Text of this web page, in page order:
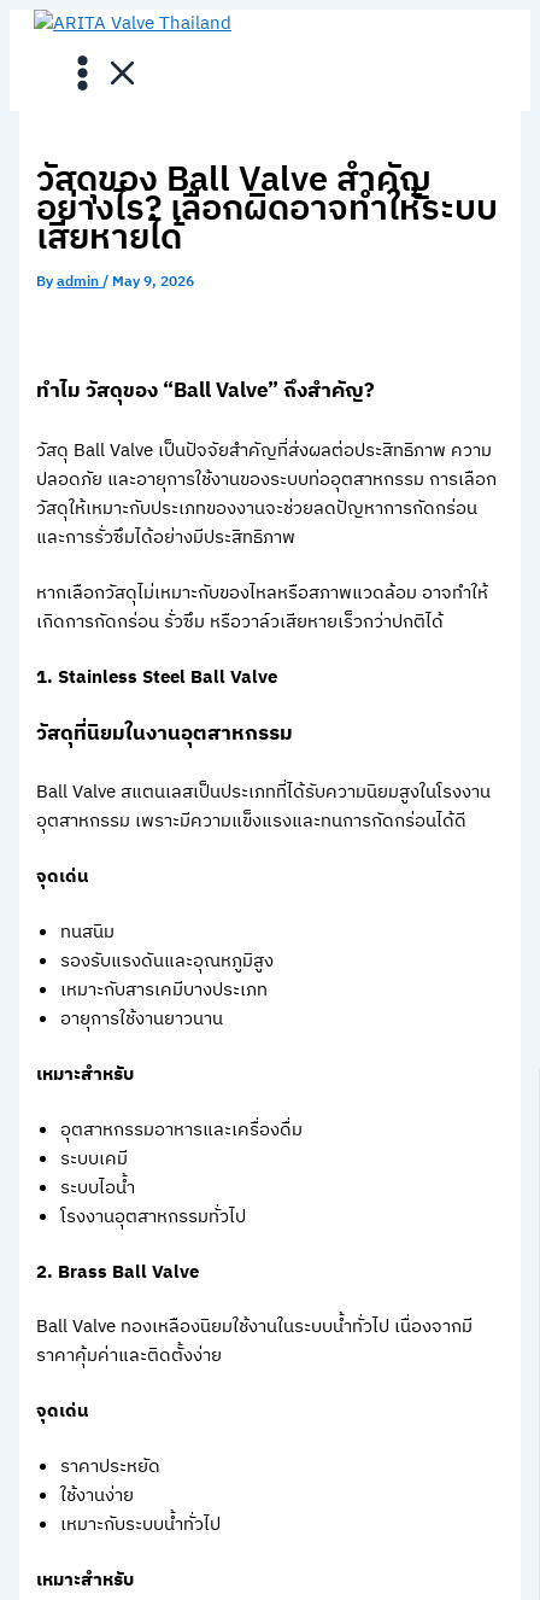
Skip
วัสดุของ Ball Valve สำคัญ
อย่างไร? เลือกผิดอาจทำให้ระบบ
เสียหายได้
Byadmin/ May 9, 2026
ทำไม วัสดุของ “Ball Valve” ถึงสำคัญ?
วัสดุ Ball Valve เป็นปัจจัยสำคัญที่ส่งผลต่อประสิทธิภาพ ความ
ปลอดภัย และอายุการใช้งานของระบบท่ออุตสาหกรรม การเลือก
วัสดุให้เหมาะกับประเภทของงานจะช่วยลดปัญหาการกัดกร่อน
และการรั่วซึมได้อย่างมีประสิทธิภาพ
หากเลือกวัสดุไม่เหมาะกับของไหลหรือสภาพแวดล้อม อาจทำให้
เกิดการกัดกร่อน รั่วซึม หรือวาล์วเสียหายเร็วกว่าปกติได้
1. Stainless Steel Ball Valve
วัสดุที่นิยมในงานอุตสาหกรรม
Ball Valve สแตนเลสเป็นประเภทที่ได้รับความนิยมสูงในโรงงาน
อุตสาหกรรม เพราะมีความแข็งแรงและทนการกัดกร่อนได้ดี
จุดเด่น
ทนสนิม
รองรับแรงดันและอุณหภูมิสูง
เหมาะกับสารเคมีบางประเภท
อายุการใช้งานยาวนาน
เหมาะสำหรับ
อุตสาหกรรมอาหารและเครื่องดื่ม
ระบบเคมี
ระบบไอน้ำ
โรงงานอุตสาหกรรมทั่วไป
2. Brass Ball Valve
Ball Valve ทองเหลืองนิยมใช้งานในระบบน้ำทั่วไป เนื่องจากมี
ราคาคุ้มค่าและติดตั้งง่าย
จุดเด่น
ราคาประหยัด
ใช้งานง่าย
เหมาะกับระบบน้ำทั่วไป
เหมาะสำหรับ